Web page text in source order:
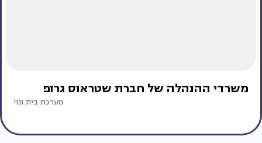
משרדי ההנהלה של חברת שטראוס גרופ
מערכת בית ונוי